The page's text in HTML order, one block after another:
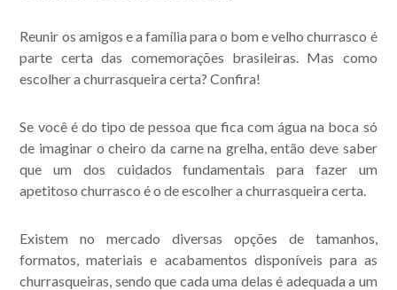
Reunir os amigos e a família para o bom e velho churrasco é
parte certa das comemorações brasileiras. Mas como
escolher a churrasqueira certa? Confira!
Se você é do tipo de pessoa que fica com água na boca só
de imaginar o cheiro da carne na grelha, então deve saber
que um dos cuidados fundamentais para fazer um
apetitoso churrasco é o de escolher a churrasqueira certa.
Existem no mercado diversas opções de tamanhos,
formatos, materiais e acabamentos disponíveis para as
churrasqueiras, sendo que cada uma delas é adequada a um